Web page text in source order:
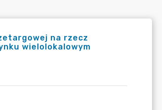
na rzecz
wielolokalowym